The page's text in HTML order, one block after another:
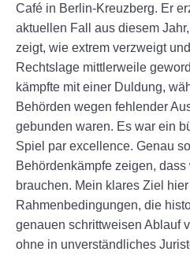
Café in Berlin-Kreuzberg. Er
aktuellen Fall aus diesem
zeigt, wie extrem verzweigt
Rechtslage mittlerweile
kämpfte mit einer Duldung,
Behörden wegen fehlender
gebunden waren. Es war ein
Spiel par excellence. Genau
Behördenkämpfe zeigen,
brauchen. Mein klares Ziel
Rahmenbedingungen, die
genauen schrittweisen Ablauf
ohne in unverständliches